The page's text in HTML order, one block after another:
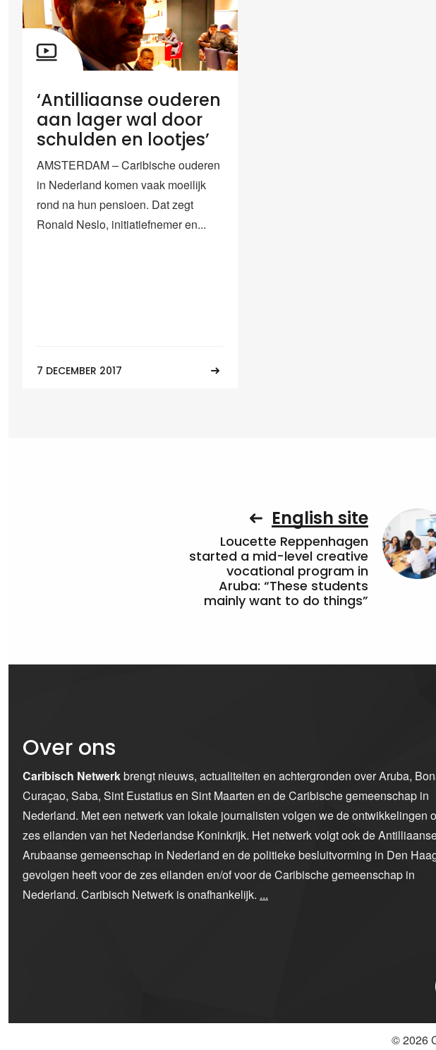
‘Antilliaanse ouderen
aan lager wal door
schulden en lootjes’
AMSTERDAM – Caribische ouderen
in Nederland komen vaak moeilijk
rond na hun pensioen. Dat zegt
Ronald Neslo, initiatiefnemer en...
7 DECEMBER 2017
English site
Loucette Reppenhagen
started a mid-level creative
vocational program in
Aruba: “These students
mainly want to do things”
Over ons
Caribisch Netwerkbrengt nieuws, actualiteiten en achtergronden over Aruba,
Curaçao, Saba, Sint Eustatius en Sint Maarten en de Caribische gemeenschap in
Nederland. Met een netwerk van lokale journalisten volgen we de ontwikkelingen
zes eilanden van het Nederlandse Koninkrijk. Het netwerk volgt ook de
Arubaanse gemeenschap in Nederland en de politieke besluitvorming in Den
gevolgen heeft voor de zes eilanden en/of voor de Caribische gemeenschap in
Nederland. Caribisch Netwerk is onafhankelijk. ...
© 2026